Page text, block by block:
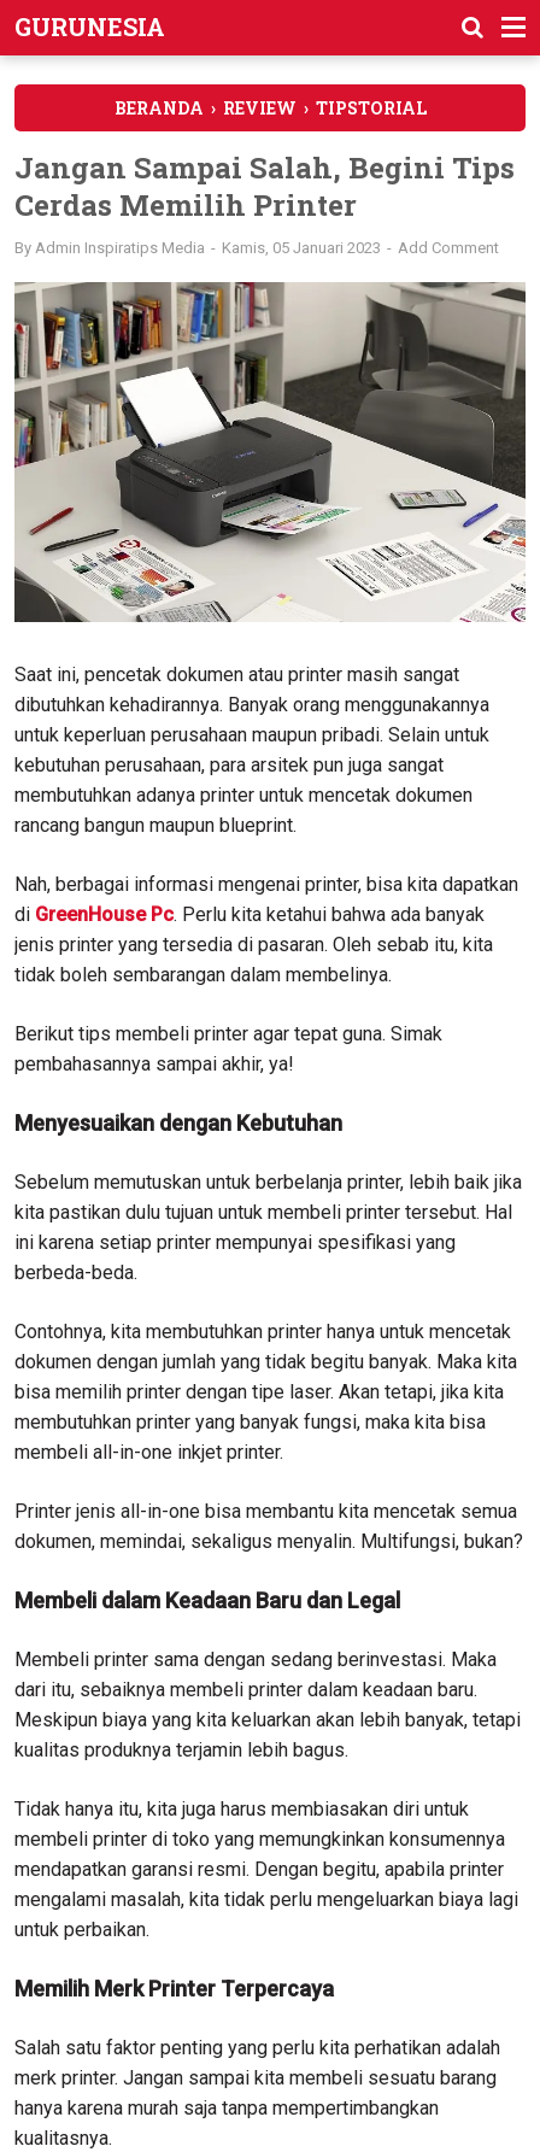
GURUNESIA
BERANDA › REVIEW › TIPSTORIAL
Jangan Sampai Salah, Begini Tips
Cerdas Memilih Printer
By Admin Inspiratips Media Kamis, 05 Januari 2023 Add Comment
Saat ini, pencetak dokumen atau printer masih sangat
dibutuhkan kehadirannya. Banyak orang menggunakannya
untuk keperluan perusahaan maupun pribadi. Selain untuk
kebutuhan perusahaan, para arsitek pun juga sangat
membutuhkan adanya printer untuk mencetak dokumen
rancang bangun maupun blueprint.
Nah, berbagai informasi mengenai printer, bisa kita dapatkan
di GreenHouse Pc. Perlu kita ketahui bahwa ada banyak
jenis printer yang tersedia di pasaran. Oleh sebab itu, kita
tidak boleh sembarangan dalam membelinya.
Berikut tips membeli printer agar tepat guna. Simak
pembahasannya sampai akhir, ya!
Menyesuaikan dengan Kebutuhan
Sebelum memutuskan untuk berbelanja printer, lebih baik jika
kita pastikan dulu tujuan untuk membeli printer tersebut. Hal
ini karena setiap printer mempunyai spesifikasi yang
berbeda-beda.
Contohnya, kita membutuhkan printer hanya untuk mencetak
dokumen dengan jumlah yang tidak begitu banyak. Maka kita
bisa memilih printer dengan tipe laser. Akan tetapi, jika kita
membutuhkan printer yang banyak fungsi, maka kita bisa
membeli all-in-one inkjet printer.
Printer jenis all-in-one bisa membantu kita mencetak semua
dokumen, memindai, sekaligus menyalin. Multifungsi, bukan?
Membeli dalam Keadaan Baru dan Legal
Membeli printer sama dengan sedang berinvestasi. Maka
dari itu, sebaiknya membeli printer dalam keadaan baru.
Meskipun biaya yang kita keluarkan akan lebih banyak, tetapi
kualitas produknya terjamin lebih bagus.
Tidak hanya itu, kita juga harus membiasakan diri untuk
membeli printer di toko yang memungkinkan konsumennya
mendapatkan garansi resmi. Dengan begitu, apabila printer
mengalami masalah, kita tidak perlu mengeluarkan biaya lagi
untuk perbaikan.
Memilih Merk Printer Terpercaya
Salah satu faktor penting yang perlu kita perhatikan adalah
merk printer. Jangan sampai kita membeli sesuatu barang
hanya karena murah saja tanpa mempertimbangkan
kualitasnya.